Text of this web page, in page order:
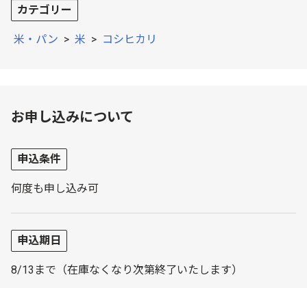
カテゴリー
米・パン > 米 > コシヒカリ
お申し込みについて
申込条件
何度も申し込み可
申込期日
8/13まで（在庫なくなり次第終了いたします）